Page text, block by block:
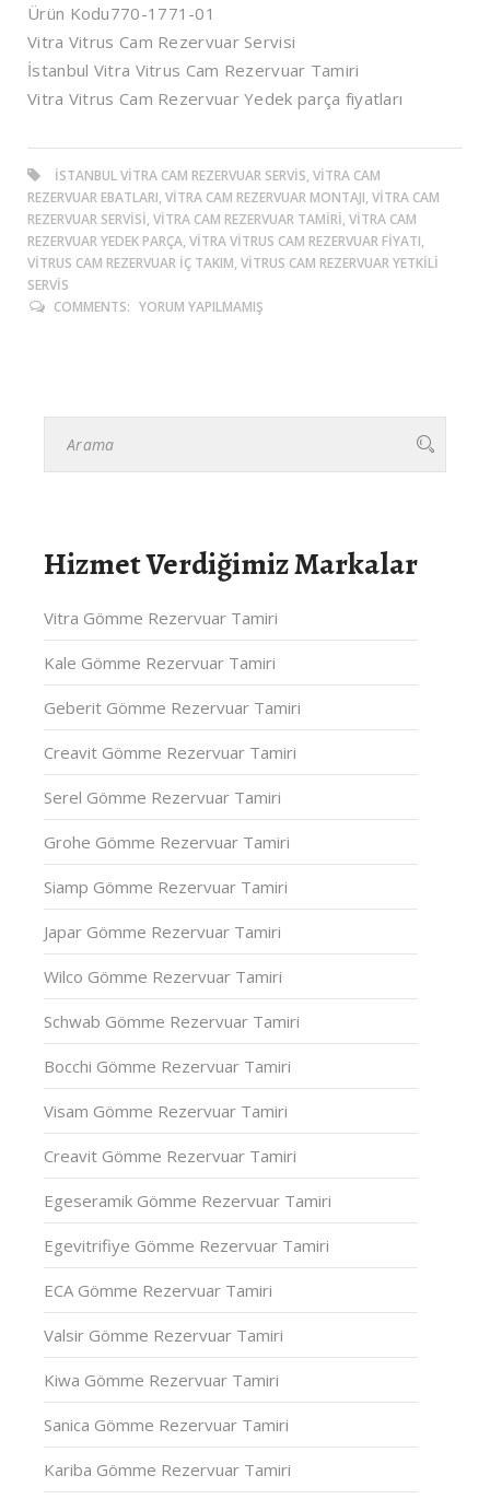
Ürün Kodu770-1771-01
Vitra Vitrus Cam Rezervuar Servisi
İstanbul Vitra Vitrus Cam Rezervuar Tamiri
Vitra Vitrus Cam Rezervuar Yedek parça fiyatları
ISTANBUL VITRA CAM REZERVUAR SERVIS, VITRA CAM
REZERVUAR EBATLARI, VITRA CAM REZERVUAR MONTAJI, VITRA CAM
REZERVUAR SERVISI, VITRA CAM REZERVUAR TAMIRI, VITRA CAM
REZERVUAR YEDEK PARÇA, VITRA VITRUS CAM REZERVUAR FIYATI,
VITRUS CAM REZERVUAR IÇ TAKIM, VITRUS CAM REZERVUAR YETKILI
SERVIS
COMMENTS: YORUM YAPILMAMIŞ
Hizmet Verdiğimiz Markalar
Vitra Gömme Rezervuar Tamiri
Kale Gömme Rezervuar Tamiri
Geberit Gömme Rezervuar Tamiri
Creavit Gömme Rezervuar Tamiri
Serel Gömme Rezervuar Tamiri
Grohe Gömme Rezervuar Tamiri
Siamp Gömme Rezervuar Tamiri
Japar Gömme Rezervuar Tamiri
Wilco Gömme Rezervuar Tamiri
Schwab Gömme Rezervuar Tamiri
Bocchi Gömme Rezervuar Tamiri
Visam Gömme Rezervuar Tamiri
Creavit Gömme Rezervuar Tamiri
Egeseramik Gömme Rezervuar Tamiri
Egevitrifiye Gömme Rezervuar Tamiri
ECA Gömme Rezervuar Tamiri
Valsir Gömme Rezervuar Tamiri
Kiwa Gömme Rezervuar Tamiri
Sanica Gömme Rezervuar Tamiri
Kariba Gömme Rezervuar Tamiri